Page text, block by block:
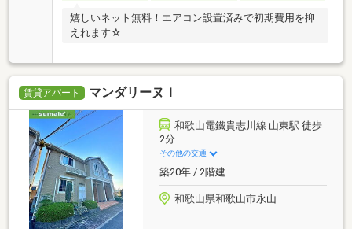
嬉しいネット無料！エアコン設置済みで初期費用を抑
えれます☆
賃貸アパート マンダリーヌＩ
和歌山電鐵貴志川線 山東駅 徒歩
2分
その他の交通
築20年 / 2階建
和歌山県和歌山市永山